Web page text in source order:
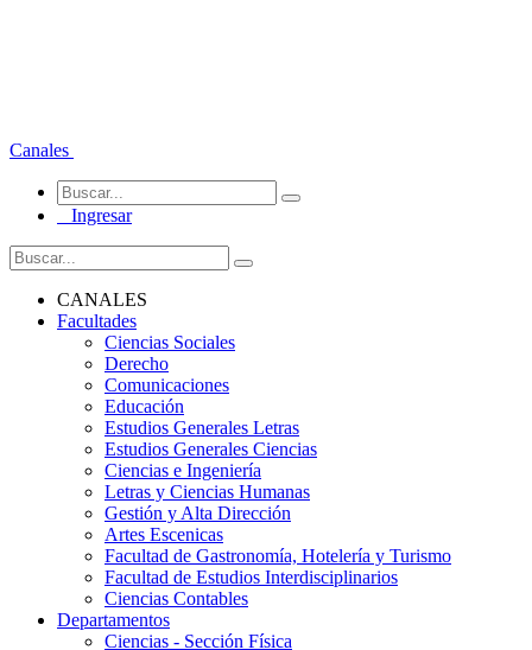
Canales
Ingresar
CANALES
Facultades
Ciencias Sociales
Derecho
Comunicaciones
Educación
Estudios Generales Letras
Estudios Generales Ciencias
Ciencias e Ingeniería
Letras y Ciencias Humanas
Gestión y Alta Dirección
Artes Escenicas
Facultad de Gastronomía, Hotelería y Turismo
Facultad de Estudios Interdisciplinarios
Ciencias Contables
Departamentos
Ciencias - Sección Física